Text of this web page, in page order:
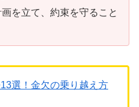
を立て、約束を守ること
選！金欠の乗り越え方